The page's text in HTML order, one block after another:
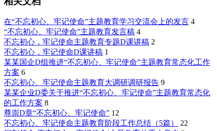
在“不忘初心、牢记使命”主题教育学习交流会上的发言 4
“不忘初心、牢记使命”主题教育发言稿 4
不忘初心，牢记使命主题教育专题D课讲稿 2
不忘初心，牢记使命D课讲稿 1
某某国企D组推进“不忘初心、牢记使命”主题教育常态化工作
方案 6
不忘初心、牢记使命主题教育大调研调研报告 9
某某企业D委关于推进“不忘初心、牢记使命”主题教育常态化
的工作方案 8
尊崇D章“不忘初心、牢记使命” 12
不忘初心、牢记使命主题教育阶段工作总结（5篇）
22